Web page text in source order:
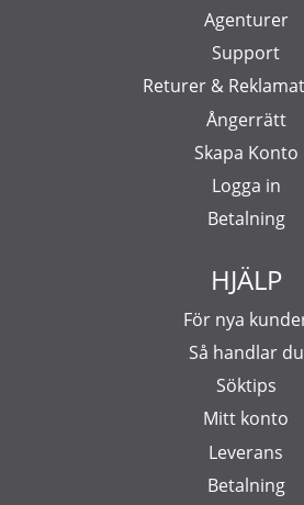
Agenturer
Support
Returer &
Ångerrätt
Skapa Konto
Logga in
Betalning
HJÄLP
För nya
Så handlar du
Söktips
Mitt konto
Leverans
Betalning